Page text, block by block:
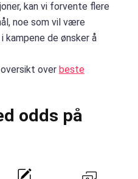
kan vi forvente flere
noe som vil være
de ønsker å
over beste
odds på